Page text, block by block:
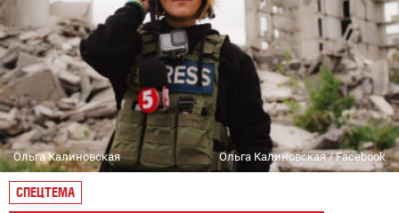
Ольга Калиновская Ольга Калиновская / Facebook
СПЕЦТЕМА